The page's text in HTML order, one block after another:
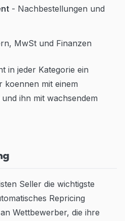
- Nachbestellungen und
MwSt und Finanzen
in jeder Kategorie ein
koennen mit einem
ihn mit wachsendem
Seller die wichtigste
Repricing
Wettbewerber, die ihre